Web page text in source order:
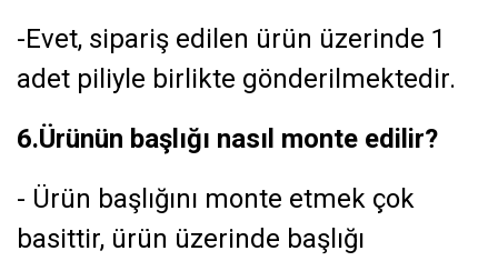
-Evet, sipariş edilen ürün üzerinde 1
adet piliyle birlikte gönderilmektedir.
6.Ürünün başlığı nasıl monte edilir?
- Ürün başlığını monte etmek çok
basittir, ürün üzerinde başlığı